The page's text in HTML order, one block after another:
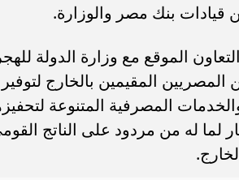
بنك مصر والوزارة.
الموقع مع وزارة الدولة
المصريين المقيمين بالخارج
المصرفية المتنوعة
لما له من مردود على الناتج